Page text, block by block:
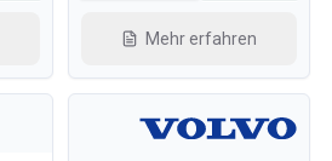
Mehr erfahren